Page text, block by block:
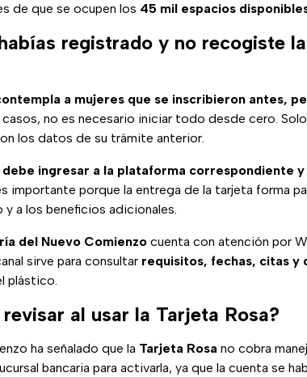
de que se ocupen los 45 mil espacios
registrado y no recogiste
a mujeres que se inscribieron antes,
casos, no es necesario iniciar todo desde cero.
los datos de su trámite anterior.
ingresar a la plataforma correspondiente y
importante porque la entrega de la tarjeta forma
a los beneficios adicionales.
del Nuevo Comienzo cuenta con atención por
sirve para consultar requisitos, fechas, citas y
plástico.
al usar la Tarjeta Rosa?
ha señalado que la Tarjeta Rosa no cobra
bancaria para activarla, ya que la cuenta se